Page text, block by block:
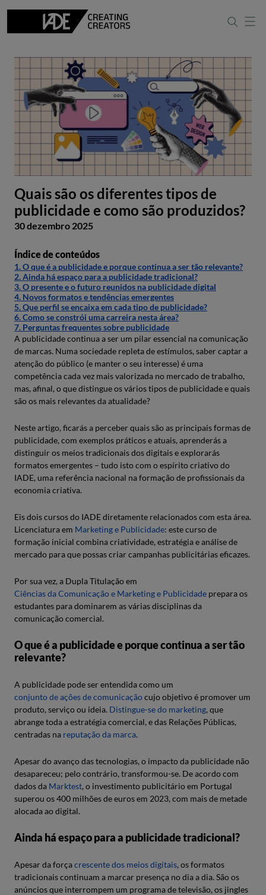
Quais são os diferentes tipos de
publicidade e como são produzidos?
30 dezembro 2025
Índice de conteúdos
1. O que é a publicidade e porque continua a ser tão relevante?
2. Ainda há espaço para a publicidade tradicional?
3. O presente e o futuro reunidos na publicidade digital
4. Novos formatos e tendências emergentes
5. Que perfil se encaixa em cada tipo de publicidade?
6. Como se constrói uma carreira nesta área?
7. Perguntas frequentes sobre publicidade
A publicidade continua a ser um pilar essencial na comunicação
de marcas. Numa sociedade repleta de estímulos, saber captar a
atenção do público (e manter o seu interesse) é uma
competência cada vez mais valorizada no mercado de trabalho,
mas, afinal, o que distingue os vários tipos de publicidade e quais
são os mais relevantes da atualidade?
Neste artigo, ficarás a perceber quais são as principais formas de
publicidade, com exemplos práticos e atuais, aprenderás a
distinguir os meios tradicionais dos digitais e explorarás
formatos emergentes – tudo isto com o espírito criativo do
IADE, uma referência nacional na formação de profissionais da
economia criativa.
Eis dois cursos do IADE diretamente relacionados com esta área.
Licenciatura em Marketing e Publicidade: este curso de
formação inicial combina criatividade, estratégia e análise de
mercado para que possas criar campanhas publicitárias eficazes.
Por sua vez, a Dupla Titulação em
Ciências da Comunicação e Marketing e Publicidade prepara os
estudantes para dominarem as várias disciplinas da
comunicação comercial.
O que é a publicidade e porque continua a ser tão
relevante?
A publicidade pode ser entendida como um
conjunto de ações de comunicaçãocujo objetivo é promover um
produto, serviço ou ideia. Distingue-se do marketing, que
abrange toda a estratégia comercial, e das Relações Públicas,
centradas na reputação da marca.
Apesar do avanço das tecnologias, o impacto da publicidade não
desapareceu; pelo contrário, transformou-se. De acordo com
dados da Marktest, o investimento publicitário em Portugal
superou os 400 milhões de euros em 2023, com mais de metade
alocada ao digital.
Ainda há espaço para a publicidade tradicional?
Apesar da forçacrescente dos meios digitais, os formatos
tradicionais continuam a marcar presença no dia a dia. São os
anúncios que interrompem um programa de televisão, os jingles